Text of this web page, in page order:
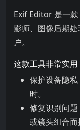
Exif Editor 是一
Exif Editor 是一款
影师、图像后期
户。
这款工具非常实用
保护设备隐
时。
修复识别问
或镜头组合而